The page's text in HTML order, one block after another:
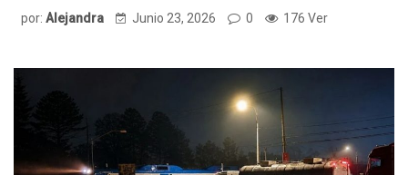
por: Alejandra Junio 23, 2026 0 176 Ver